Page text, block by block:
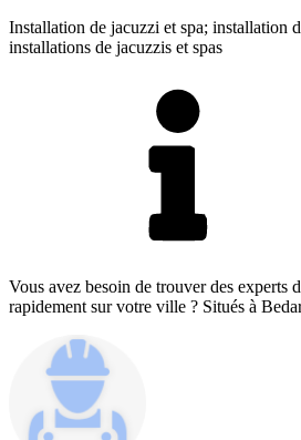
Installation de jacuzzi et spa; installation
installations de jacuzzis et spas
Vous avez besoin de trouver des experts
rapidement sur votre ville ? Situés à